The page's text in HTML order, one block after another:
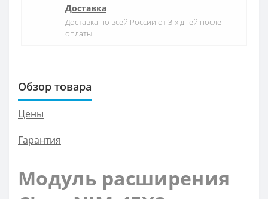
Доставка
Доставка по всей России от 3-х дней после
оплаты
Обзор товара
Цены
Гарантия
Модуль расширения